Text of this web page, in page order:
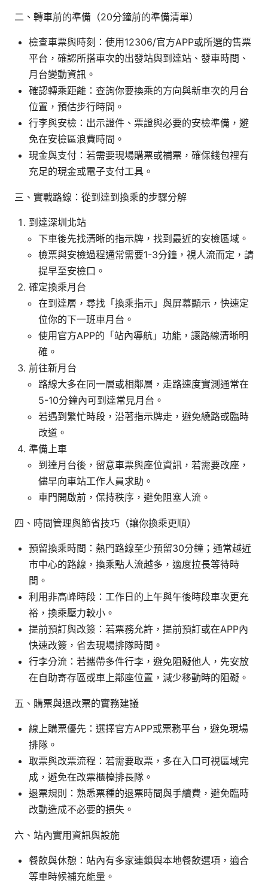
二、轉車前的準備（20分鐘前的準備清單）
檢查車票與時刻：使用12306/官方APP或所選的售票
平台，確認所搭車次的出發站與到達站、發車時間、
月台變動資訊。
確認轉乘距離：查詢你要換乘的方向與新車次的月台
位置，預估步行時間。
行李與安檢：出示證件、票證與必要的安檢準備，避
免在安檢區浪費時間。
現金與支付：若需要現場購票或補票，確保錢包裡有
充足的現金或電子支付工具。
三、實戰路線：從到達到換乘的步驟分解
到達深圳北站
下車後先找清晰的指示牌，找到最近的安檢區域。
檢票與安檢過程通常需要1-3分鐘，視人流而定，請
提早至安檢口。
確定換乘月台
在到達層，尋找「換乘指示」與屏幕顯示，快速定
位你的下一班車月台。
使用官方APP的「站內導航」功能，讓路線清晰明
確。
前往新月台
路線大多在同一層或相鄰層，走路速度實測通常在
5-10分鐘內可到達常見月台。
若遇到繁忙時段，沿著指示牌走，避免繞路或臨時
改道。
準備上車
到達月台後，留意車票與座位資訊，若需要改座，
儘早向車站工作人員求助。
車門開啟前，保持秩序，避免阻塞人流。
四、時間管理與節省技巧（讓你換乘更順）
預留換乘時間：熱門路線至少預留30分鐘；通常越近
市中心的路線，換乘點人流越多，適度拉長等待時
間。
利用非高峰時段：工作日的上午與午後時段車次更充
裕，換乘壓力較小。
提前預訂與改簽：若票務允許，提前預訂或在APP內
快速改簽，省去現場排隊時間。
行李分流：若攜帶多件行李，避免阻礙他人，先安放
在自助寄存區或車上鄰座位置，減少移動時的阻礙。
五、購票與退改票的實務建議
線上購票優先：選擇官方APP或票務平台，避免現場
排隊。
取票與改票流程：若需要取票，多在入口可視區域完
成，避免在改票櫃檯排長隊。
退票規則：熟悉票種的退票時間與手續費，避免臨時
改動造成不必要的損失。
六、站內實用資訊與設施
餐飲與休憩：站內有多家連鎖與本地餐飲選項，適合
等車時候補充能量。